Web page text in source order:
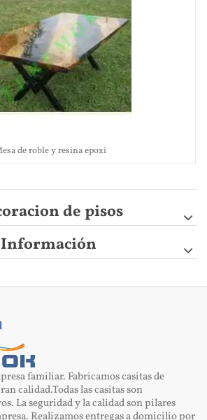
de roble y resina epoxi
de pisos
Información
familiar. Fabricamos casitas de
calidad.Todas las casitas son
La seguridad y la calidad son pilares
Realizamos entregas a domicilio por